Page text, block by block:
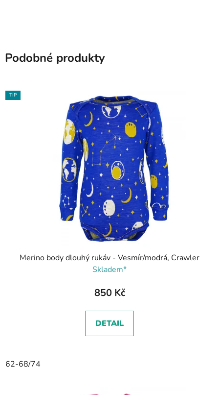
Podobné produkty
TIP
Merino body dlouhý rukáv - Vesmír/modrá, Crawler
Skladem*
850 Kč
DETAIL
62-68/74